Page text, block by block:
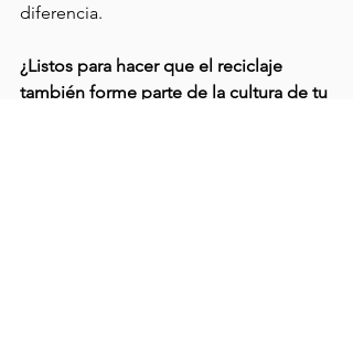
diferencia.
¿Listos para hacer que el reciclaje
también forme parte de la cultura de tu